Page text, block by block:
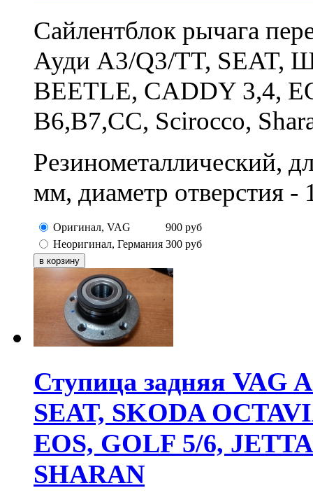
Сайлентблок рычага
Ауди A3/Q3/TT, SEAT,
BEETLE, CADDY 3,4,
B6,B7,CC, Scirocco,
Резинометаллический,
мм, диаметр отверстия -
Оригинал, VAG 900 руб
Неоригинал, Германия 300 руб
Ступица задняя VAG
SEAT, SKODA
EOS, GOLF 5/6,
SHARAN